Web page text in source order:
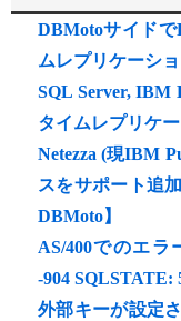
DBMotoサイド
ムレプリケーシ
SQL Server,
タイムレプリケ
Netezza (現IBM
スをサポート追
DBMoto】
AS/400でのエ
-904 SQLSTATE:
外部キーが設定